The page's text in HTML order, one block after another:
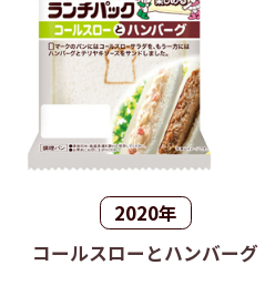
2020年
コールスローとハンバーグ